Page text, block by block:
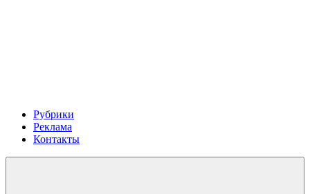
Рубрики
Реклама
Контакты